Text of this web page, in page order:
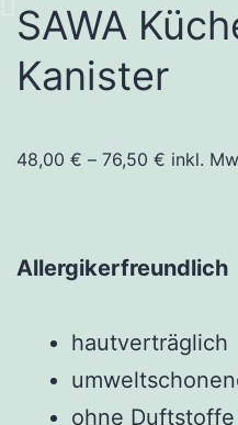
SAWA
Kanister
48,00 € – 76,50 € inkl.
Allergikerfreundlich
hautverträglich
ohne Duftstoffe